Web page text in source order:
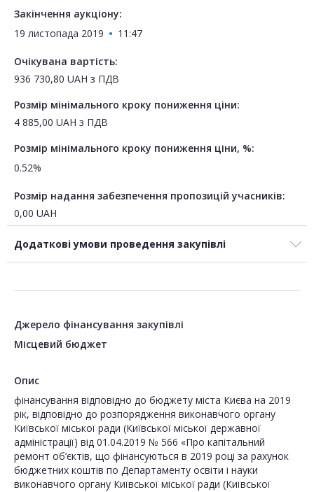
Закінчення аукціону:
19 листопада 2019
11:47
Очікувана вартість:
936 730,80 UAH з ПДВ
Розмір мінімального кроку пониження ціни:
4 885,00 UAH з ПДВ
Розмір мінімального кроку пониження ціни, %:
0.52%
Розмір надання забезпечення пропозицій учасників:
0,00 UAH
Додаткові умови проведення закупівлі
Джерело фінансування закупівлі
Місцевий бюджет
Опис
фінансування відповідно до бюджету міста Києва на 2019
рік, відповідно до розпорядження виконавчого органу
Київської міської ради (Київської міської державної
адміністрації) від 01.04.2019 № 566 «Про капітальний
ремонт об’єктів, що фінансуються в 2019 році за рахунок
бюджетних коштів по Департаменту освіти і науки
виконавчого органу Київської міської ради (Київської